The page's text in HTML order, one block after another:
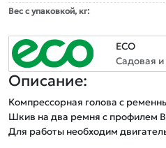
Вес с упаковкой, кг:
ECO
Садовая и
Описание:
Компрессорная голова с
Шкив на два ремня с профилем
Для работы необходим